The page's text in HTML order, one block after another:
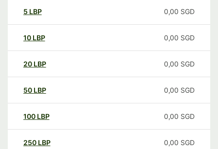
5 LBP 0,00 SGD
10 LBP 0,00 SGD
20 LBP 0,00 SGD
50 LBP 0,00 SGD
100 LBP 0,00 SGD
250 LBP 0,00 SGD